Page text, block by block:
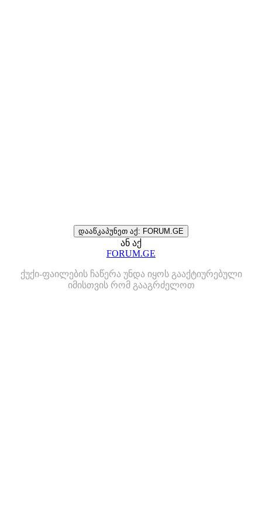
დააწკაპუნეთ აქ: FORUM.GE
ან აქ
FORUM.GE
ქუქი-ფაილების ჩაწერა უნდა იყოს გააქტიურებული
იმისთვის რომ გააგრძელოთ